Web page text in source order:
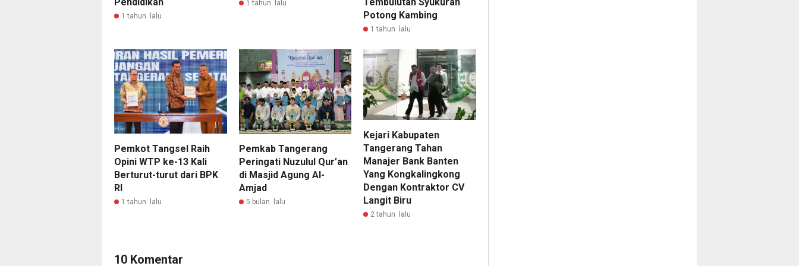
1 tahun lalu
1 tahun lalu
Potong Kambing
1 tahun lalu
Pemkot Tangsel Raih
Opini WTP ke-13 Kali
Berturut-turut dari BPK
RI
1 tahun lalu
Pemkab Tangerang
Peringati Nuzulul Qur’an
di Masjid Agung Al-
Amjad
5 bulan lalu
Kejari Kabupaten
Tangerang Tahan
Manajer Bank Banten
Yang Kongkalingkong
Dengan Kontraktor CV
Langit Biru
2 tahun lalu
10 Komentar